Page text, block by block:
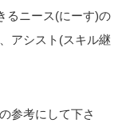
るニース(にーす)の
アシスト(スキル継
参考にして下さ